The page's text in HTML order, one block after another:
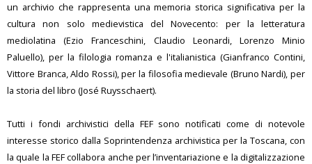
Formazione
Eventi
un archivio che rappresenta una memoria storica significativa per la
cultura non solo medievistica del Novecento: per la letteratura
mediolatina (Ezio Franceschini, Claudio Leonardi, Lorenzo Minio
Paluello), per la filologia romanza e l'italianistica (Gianfranco Contini,
Vittore Branca, Aldo Rossi), per la filosofia medievale (Bruno Nardi), per
la storia del libro (José Ruysschaert).
Tutti i fondi archivistici della FEF sono notificati come di notevole
interesse storico dalla Soprintendenza archivistica per la Toscana, con
la quale la FEF collabora anche per l’inventariazione e la digitalizzazione